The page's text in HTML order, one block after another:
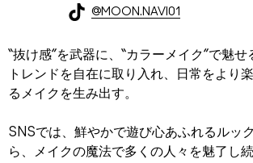
@MOON.NAVI01
“抜け感”を武器に、“カラーメイク”で魅せ
トレンドを自在に取り入れ、日常をより
るメイクを生み出す。
SNSでは、鮮やかで遊び心あふれるルッ
ら、メイクの魔法で多くの人々を魅了し続